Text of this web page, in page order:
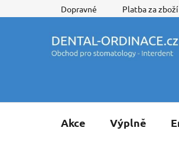
na
Dopravné Platba za zboží
Akce Výplně